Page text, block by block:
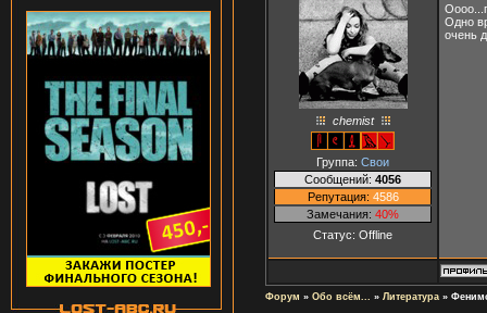
chemist
Группа: Свои
Сообщений: 4056
Репутация: 4586
Замечания: 40%
Статус: Offline
Одно
очень
Форум » Обо всём... » Литература »